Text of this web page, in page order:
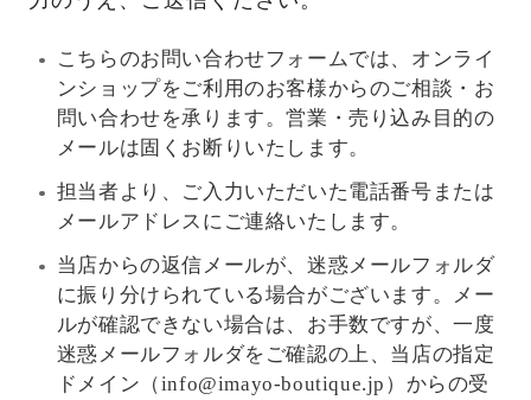
こちらのお問い合わせフォームでは、オンライ
ンショップをご利用のお客様からのご相談・お
問い合わせを承ります。営業・売り込み目的の
メールは固くお断りいたします。
担当者より、ご入力いただいた電話番号または
メールアドレスにご連絡いたします。
当店からの返信メールが、迷惑メールフォルダ
に振り分けられている場合がございます。メー
ルが確認できない場合は、お手数ですが、一度
迷惑メールフォルダをご確認の上、当店の指定
ドメイン（info@imayo-boutique.jp）からの受